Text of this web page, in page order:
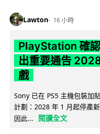
Lawton 16 小時
PlayStation 確
出重要通告
戲
Sony 已在 PS5 主機包裝加
計劃：2028 年 1 月起停產
因此...
閱讀全文